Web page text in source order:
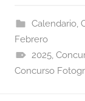
Calendario,
Febrero
2025,
Concurso